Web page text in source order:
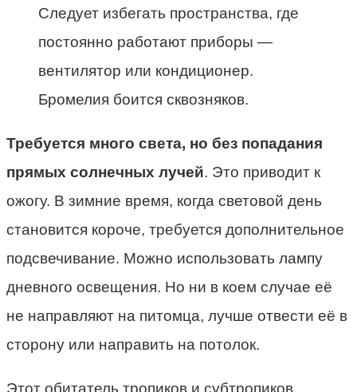
Следует избегать пространства, где
постоянно работают приборы —
вентилятор или кондиционер.
Бромелия боится сквозняков.
Требуется много света, но без попадания
прямых солнечных лучей. Это приводит к
ожогу. В зимние время, когда световой день
становится короче, требуется дополнительное
подсвечивание. Можно использовать лампу
дневного освещения. Но ни в коем случае её
не направляют на питомца, лучше отвести её в
сторону или направить на потолок.
Этот обитатель тропиков и субтропиков